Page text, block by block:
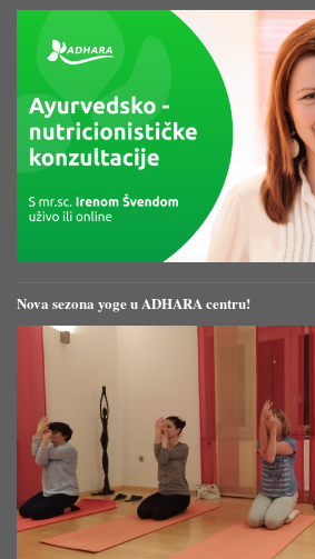
Nova sezona yoge u ADHARA centru!